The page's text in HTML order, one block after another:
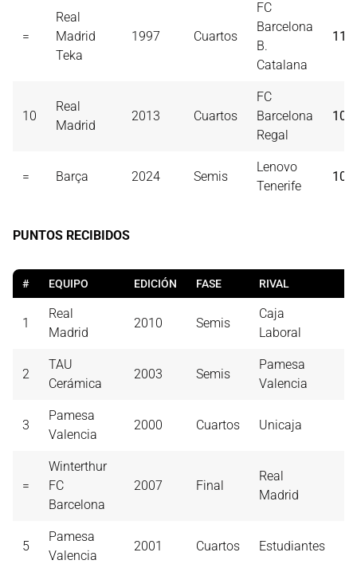
=
Real
Madrid
Teka
1997 Cuartos
FC
Barcelona
B.
Catalana
110
10
Real
Madrid
2013 Cuartos
FC
Barcelona
Regal
108
= Barça 2024 Semis
Lenovo
Tenerife
108
PUNTOS RECIBIDOS
# EQUIPO EDICIÓN FASE RIVAL
1
Real
Madrid
2010 Semis
Caja
Laboral
2
TAU
Cerámica
2003 Semis
Pamesa
Valencia
3
Pamesa
Valencia
2000 Cuartos Unicaja
=
Winterthur
FC
Barcelona
2007 Final
Real
Madrid
5
Pamesa
Valencia
2001 Cuartos Estudiantes